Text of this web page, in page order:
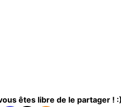
êtes libre de le partager ! :)